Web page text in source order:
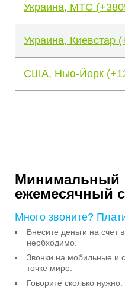
Украина, МТС
Украина, Киевстар
США, Нью-Йорк
Минимальный
ежемесячный
Много звоните?
Внесите деньги на счет
необходимо.
Звонки на мобильные и
точке мире.
Говорите сколько